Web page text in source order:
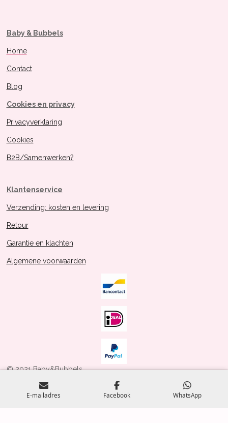
Baby & Bubbels
Home
Contact
Blog
Cookies en privacy
Privacyverklaring
Cookies
B2B/Samenwerken?
Klantenservice
Verzending: kosten en levering
Retour
Garantie en klachten
Algemene voorwaarden
© 2021 Baby&Bubbels
Powered byJouwWeb
E-mailadres Facebook WhatsApp